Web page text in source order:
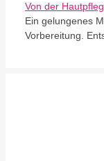
Von der
Ein gelungenes
Vorbereitung.